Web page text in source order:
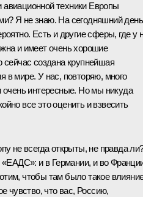
техники Европы
Я не знаю. На сегодняшний
Есть и другие сферы, где у
и имеет очень хорошие
сейчас создана крупнейшая
в мире. У нас, повторяю, много
очень интересные. Но мы никуда
все это оценить и взвесить
не всегда открыты, не правда
«ЕАДС»: и в Германии, и во
чтобы там было такое
чувство, что вас, Россию,